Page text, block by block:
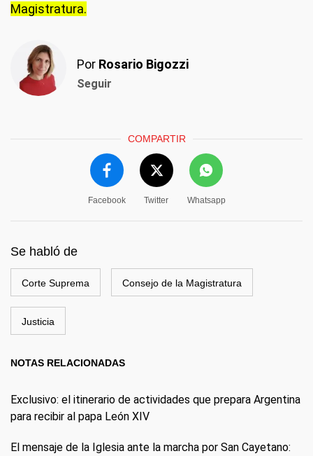
Magistratura.
Por Rosario Bigozzi
Seguir
COMPARTIR
Facebook Twitter Whatsapp
Se habló de
Corte Suprema Consejo de la Magistratura
Justicia
NOTAS RELACIONADAS
Exclusivo: el itinerario de actividades que prepara Argentina
para recibir al papa León XIV
El mensaje de la Iglesia ante la marcha por San Cayetano: